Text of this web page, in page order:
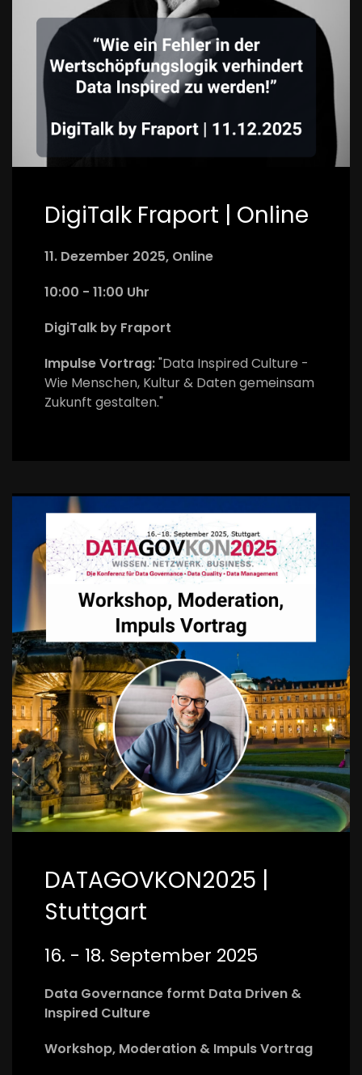
DigiTalk Fraport | Online
11. Dezember 2025, Online
10:00 - 11:00 Uhr
DigiTalk by Fraport
Impulse Vortrag:"Data Inspired Culture -
Wie Menschen, Kultur & Daten gemeinsam
Zukunft gestalten."
DATAGOVKON2025 |
Stuttgart
16. - 18. September 2025
Data Governance formt Data Driven &
Inspired Culture
Workshop, Moderation & Impuls Vortrag